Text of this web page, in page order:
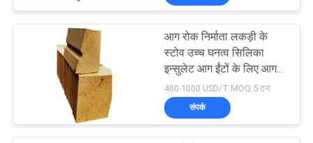
मललाइट इन्सुलेशन ईंट
आग रोक निर्माता लकड़ी के
स्टोव उच्च घनत्व सिलिका
इन्सुलेट आग ईंटों के लिए आग
रोक निर्माता चिमनी सिलिका ईंट
आग रोक;
400-1000 USD/T MOQ:5 टन
संपर्क